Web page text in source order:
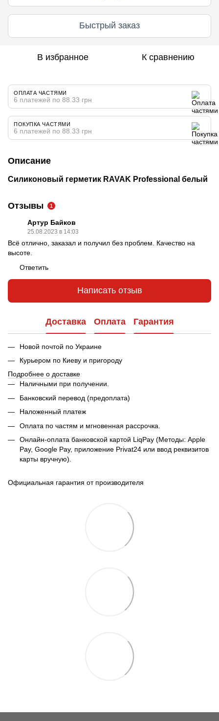
Быстрый заказ
В избранное К сравнению
ОПЛАТА ЧАСТЯМИ
6 платежей по 88.33 грн
ПОКУПКА ЧАСТЯМИ
6 платежей по 88.33 грн
Описание
Силиконовый герметик RAVAK Professional белый
Отзывы 1
Артур Байков
25.08.2023 в 14:03
Всё отлично, заказал и получил без проблем. Качество на
высоте.
Ответить
Написать отзыв
Доставка Оплата Гарантия
Новой почтой по Украине
Курьером по Киеву и пригороду
Подробнее о доставке
Наличными при получении.
Банковский перевод (предоплата)
Наложенный платеж
Оплата по частям и мгновенная рассрочка.
Онлайн-оплата банковской картой LiqPay (Методы: Apple
Pay, Google Pay, приложение Privat24 или ввод реквизитов
карты вручную).
Официальная гарантия от производителя